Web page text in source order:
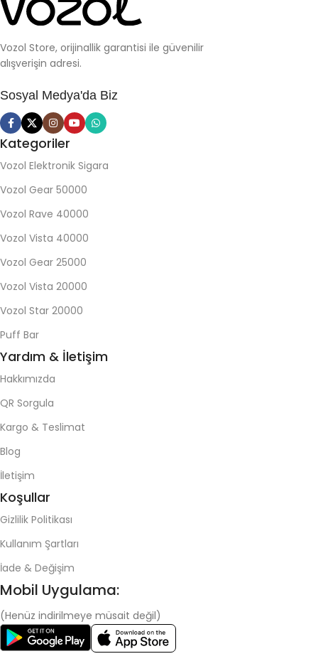
Vozol Store, orijinallik garantisi ile güvenilir
alışverişin adresi.
Sosyal Medya'da Biz
Kategoriler
Vozol Elektronik Sigara
Vozol Gear 50000
Vozol Rave 40000
Vozol Vista 40000
Vozol Gear 25000
Vozol Vista 20000
Vozol Star 20000
Puff Bar
Yardım & İletişim
Hakkımızda
QR Sorgula
Kargo & Teslimat
Blog
İletişim
Koşullar
Gizlilik Politikası
Kullanım Şartları
İade & Değişim
Mobil Uygulama:
(Henüz indirilmeye müsait değil)